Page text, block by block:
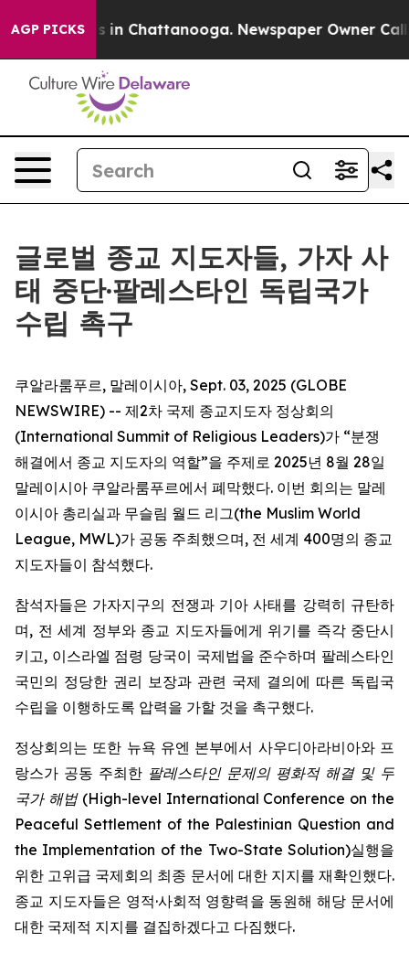
AGP PICKS
Chaos in Chattanooga. Newspaper Owner Calls
글로벌 종교 지도자들, 가자 사
태 중단·팔레스타인 독립국가
수립 촉구
쿠알라룸푸르, 말레이시아, Sept. 03, 2025 (GLOBE
NEWSWIRE) -- 제2차 국제 종교지도자 정상회의
(International Summit of Religious Leaders)가 “분쟁
해결에서 종교 지도자의 역할”을 주제로 2025년 8월 28일
말레이시아 쿠알라룸푸르에서 폐막했다. 이번 회의는 말레
이시아 총리실과 무슬림 월드 리그(the Muslim World
League, MWL)가 공동 주최했으며, 전 세계 400명의 종교
지도자들이 참석했다.
참석자들은 가자지구의 전쟁과 기아 사태를 강력히 규탄하
며, 전 세계 정부와 종교 지도자들에게 위기를 즉각 중단시
키고, 이스라엘 점령 당국이 국제법을 준수하며 팔레스타인
국민의 정당한 권리 보장과 관련 국제 결의에 따른 독립국
수립을 이행하도록 압력을 가할 것을 촉구했다.
정상회의는 또한 뉴욕 유엔 본부에서 사우디아라비아와 프
랑스가 공동 주최한 팔레스타인 문제의 평화적 해결 및 두
국가 해법 (High-level International Conference on the
Peaceful Settlement of the Palestinian Question and
the Implementation of the Two-State Solution)실행을
위한 고위급 국제회의 최종 문서에 대한 지지를 재확인했다.
종교 지도자들은 영적·사회적 영향력을 동원해 해당 문서에
대한 국제적 지지를 결집하겠다고 다짐했다.